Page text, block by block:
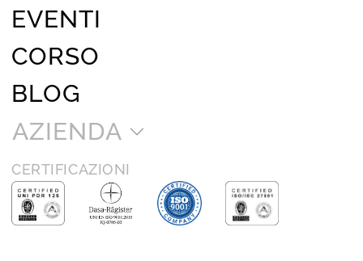
EVENTI
CORSO
BLOG
AZIENDA
CERTIFICAZIONI